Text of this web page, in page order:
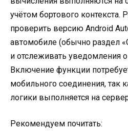
учётом бортового контекста.
проверить версию Android
автомобиле (обычно раздел
и отслеживать уведомления о
Включение функции
мобильного соединения, так
логики выполняется на
Рекомендуем почитать: